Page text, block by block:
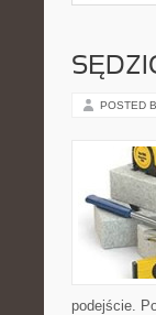
POSTED
podejście.